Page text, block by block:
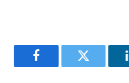
FacebookTwitter